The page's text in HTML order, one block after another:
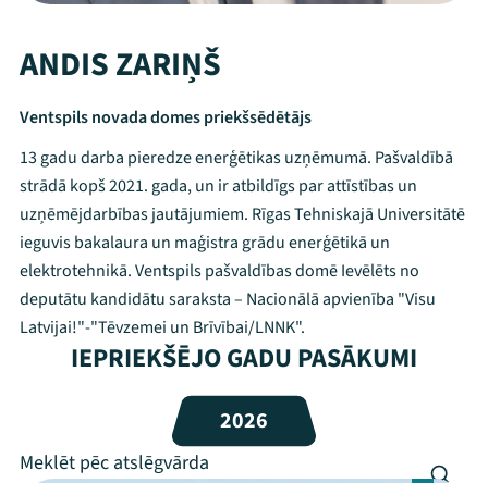
Mana programma
Programma
ANDIS ZARIŅŠ
Ventspils novada domes priekšsēdētājs
13 gadu darba pieredze enerģētikas uzņēmumā. Pašvaldībā
strādā kopš 2021. gada, un ir atbildīgs par attīstības un
uzņēmējdarbības jautājumiem. Rīgas Tehniskajā Universitātē
ieguvis bakalaura un maģistra grādu enerģētikā un
elektrotehnikā. Ventspils pašvaldības domē Ievēlēts no
deputātu kandidātu saraksta – Nacionālā apvienība "Visu
Latvijai!"-"Tēvzemei un Brīvībai/LNNK".
IEPRIEKŠĒJO GADU PASĀKUMI
2026